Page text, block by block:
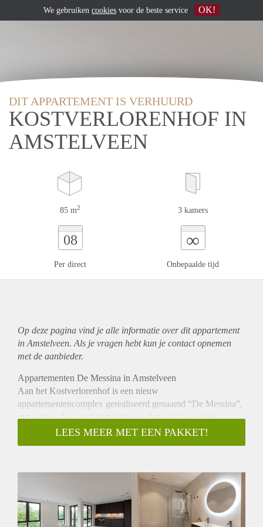
DIT APPARTEMENT IS VERHUURD
KOSTVERLORENHOF IN
AMSTELVEEN
85 m2 3 kamers
08
Per direct
∞
Onbepaalde tijd
Op deze pagina vind je alle informatie over ditappartement
in Amstelveen. Als je vragen hebt kun je contact opnemen
met de aanbieder.
Appartementen De Messina in Amstelveen
Aan het Kostverlorenhof is een nieuw
appartementencomplex gerealiseerd genaamd “De Messina”,
ontworpen door architectenbureau Boparai Associates
Architekten. Het complex bestaat uit vijf bouwlagen met
parkeerkelder. de 24 twee- en driekamerappartementen
De Doorzonappartementen
Type II: Zeven lichte doorzonappartementen met aan beide
zijden een terras met twee slaapkamers.
LEES MEER MET EEN PAKKET!
We gebruiken cookies voor de beste service OK!